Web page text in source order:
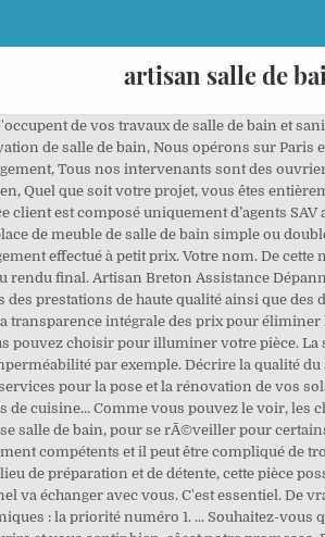
artisan salle de
et vous sentir bien, câest notre promesse. Dans un second temps, nous mettons en place le projet en intégrant différents experts : électricien, plombier, plaquiste, etc. Salle de bains Vous souhaitez rénover, agrandir, créer une salle de bains dans votre appartement ou votre maison ? CSB 89 (Cuisines et Salle de bain) est une entreprise basée à charbuy. Votre salle de bain, comme toute construction, peut prendre de l’âge. Je vous remercie. Car la salle de bain est un lieu qui possède un charme particulier et où vous devez vous sentir bien. L'écoute et la qualité du service sont très importants pour nous. C’est la raison pour laquelle, il n’est pas rare de vouloir optimiser l’espace. Il peut, aujourd’hui, vous apporter de précieux conseils dans la conception de votre salle de bain. Cet annuaire regroupe les meilleurs artisans et professionnels spécialisés dans l’installation de salles de bains dans le département de la Sarthe. Hollender Sanitaire, une entreprise au dirigeant polyvalent qui aime le travail bien fait et qui s’adapte à toutes les situations. Installateur de salle de bains dans la Sarthe . Je vous réalise votre projet sur mesure!! Installation salle de bains complète. Rénovation de salles de bain à Bourdeaux. Code postal. Enfin, nous vous proposons un projet clé en main. L'intervention à eu lieu l'après-midi même de mon appel, et tout c'est passer très vite. Suite à l’achat d’une maison, il n’est pas rare de vouloir tout changer. Nous vous offrons la possibilitÃ© de visualiser lâespace de votre piÃ¨ce en fonction de ses volumes et de votre idÃ©e de salle de bain. DÃ©couvrez quelques photos sur nos rÃ©alisations de salle de bain comprenant Ã©galement la rÃ©novation du chauffage et de l'Ã©lectricitÃ© pour des Ã©tablissements tels que La Cascade (crÃ©dits photos @Germain Herriau), Coeur de Loire ou encore des particuliers. Par conséquent, vous ne prenez aucun risque en demandant ce genre de rendez-vous car vous ne vous engagez pas. et la capacitÃ© technique pour y rÃ©pondre. Ils ont été arrangeants, rapide et efficace . Avec nous, vous n’aurez jamais de surprise car tout est toujours simple et clair. Ces plans et perspectives seront utiles pour toutes les parties prenantes de votre projet et vous feront gagner du temps. L'intervention à eu lieu l'après-midi même de mon appel, et tout c'est passer très vite. www.artisan-renovation-salle-de-bain.fr. Des professionnels, femmes et hommes, impliqués et passionnés par leur métier, qui se chargent de … Vous souhaitez ajouter une touche de couleur, avoir un nouveau sol ou un nouveau décor de votre salle de bain, il est conseillé alors de s'adresser à un spécialiste en aménagement de salles de bain. Quel est le lieu de vos travaux ? En effet, certains logements ne sont pas forcément très bien agencés.